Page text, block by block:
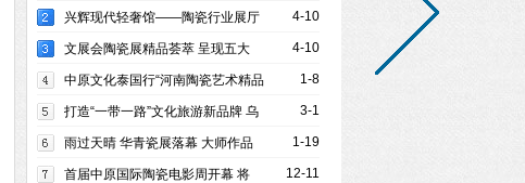
等你来探 4-10
兴辉现代轻奢馆——陶瓷行业展厅
的新突破 4-10
文展会陶瓷展精品荟萃 呈现五大
特点 1-8
中原文化泰国行“河南陶瓷艺术精品
展”在曼谷开幕 3-1
打造“一带一路”文化旅游新品牌 乌
鲁木齐万达城签约 1-19
雨过天晴 华青瓷展落幕 大师作品
受到好评 12-11
首届中原国际陶瓷电影周开幕 将